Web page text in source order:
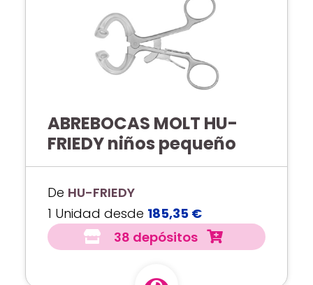
ABREBOCAS MOLT HU-
FRIEDY niños pequeño
De HU-FRIEDY
1 Unidad desde 185,35 €
38 depósitos